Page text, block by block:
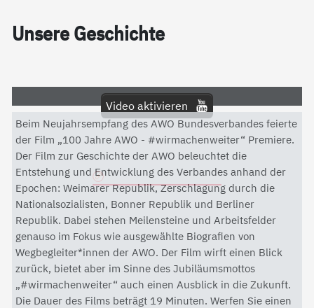
Un­se­re Ge­schich­te
Video aktivieren
Mit dem Aktivieren des Videos akzeptieren Sie die
Datenschutzerklärung von YouTube.
Datenschutzerklärung
Beim Neujahrsempfang des AWO Bundesverbandes feierte
der Film „100 Jahre AWO - #wirmachenweiter“ Premiere.
Der Film zur Geschichte der AWO beleuchtet die
Entstehung und Entwicklung des Verbandes anhand der
Epochen: Weimarer Republik, Zerschlagung durch die
Nationalsozialisten, Bonner Republik und Berliner
Republik. Dabei stehen Meilensteine und Arbeitsfelder
genauso im Fokus wie ausgewählte Biografien von
Wegbegleiter*innen der AWO. Der Film wirft einen Blick
zurück, bietet aber im Sinne des Jubiläumsmottos
„#wirmachenweiter“ auch einen Ausblick in die Zukunft.
Die Dauer des Films beträgt 19 Minuten. Werfen Sie einen